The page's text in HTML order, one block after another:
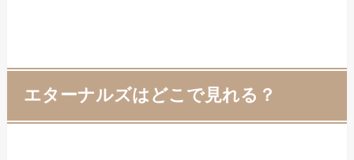
エターナルズはどこで見れる？